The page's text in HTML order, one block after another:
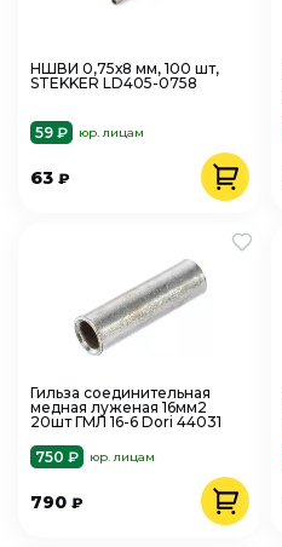
НШВИ 0,75х8 мм, 100 шт,
STEKKER LD405-0758
59 ₽ юр. лицам
63 ₽
Гильза соединительная
медная луженая 16мм2
20шт ГМЛ 16-6 Dori 44031
750 ₽
юр. лицам
790 ₽